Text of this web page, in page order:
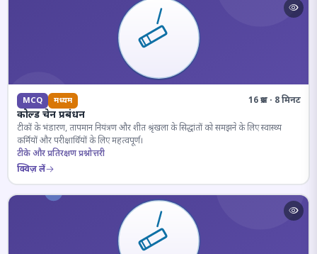
MCQ मध्यम 16 प्रश्न · 8 मिनट
कोल्ड चेन प्रबंधन
टीकों के भंडारण, तापमान नियंत्रण और शीत श्रृंखला के सिद्धांतों को समझने के लिए स्वास्थ्य
कर्मियों और परीक्षार्थियों के लिए महत्वपूर्ण।
टीके और प्रतिरक्षण प्रश्नोत्तरी
क्विज़ लें